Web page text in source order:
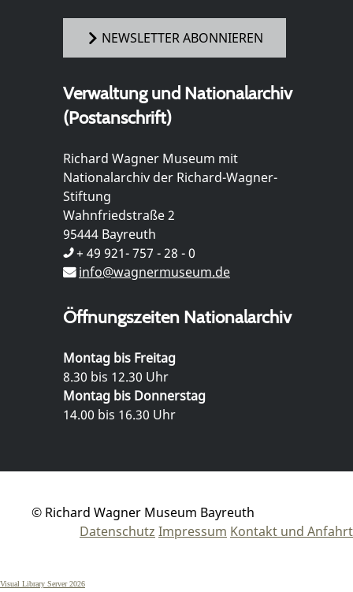
NEWSLETTER ABONNIEREN
Verwaltung und Nationalarchiv
(Postanschrift)
Richard Wagner Museum mit
Nationalarchiv der Richard-Wagner-
Stiftung
Wahnfriedstraße 2
95444 Bayreuth
+ 49 921- 757 - 28 - 0
info@wagnermuseum.de
Öffnungszeiten Nationalarchiv
Montag bis Freitag
8.30 bis 12.30 Uhr
Montag bis Donnerstag
14.00 bis 16.30 Uhr
© Richard Wagner Museum Bayreuth
Datenschutz Impressum Kontakt und Anfahrt
Visual Library Server 2026